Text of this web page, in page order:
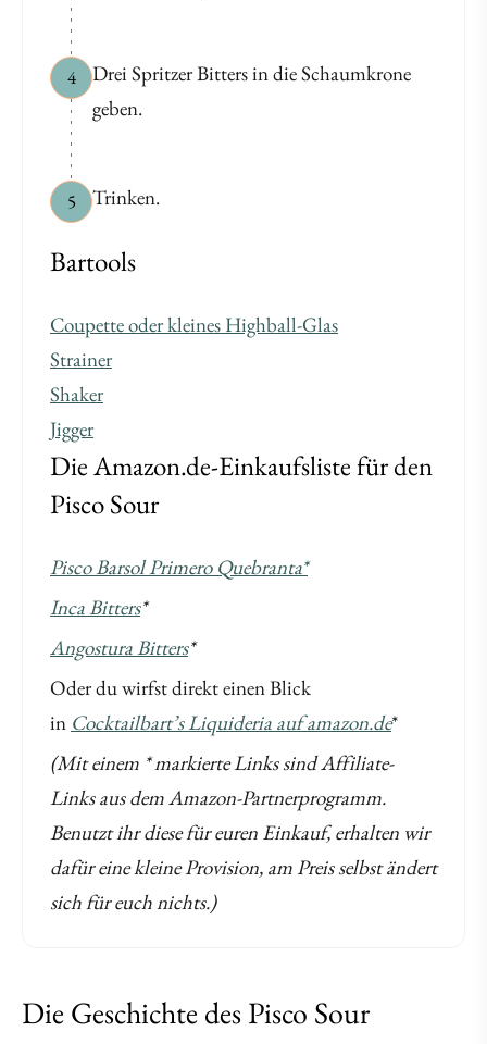
4
Drei Spritzer Bitters in die Schaumkrone
geben.
5 Trinken.
Bartools
Coupette oder kleines Highball-Glas
Strainer
Shaker
Jigger
Die Amazon.de-Einkaufsliste für den
Pisco Sour
Pisco Barsol Primero Quebranta*
Inca Bitters*
Angostura Bitters*
Oder du wirfst direkt einen Blick
in Cocktailbart’s Liquideria auf amazon.de*
(Mit einem * markierte Links sind Affiliate-
Links aus dem Amazon-Partnerprogramm.
Benutzt ihr diese für euren Einkauf, erhalten wir
dafür eine kleine Provision, am Preis selbst ändert
sich für euch nichts.)
Die Geschichte des Pisco Sour